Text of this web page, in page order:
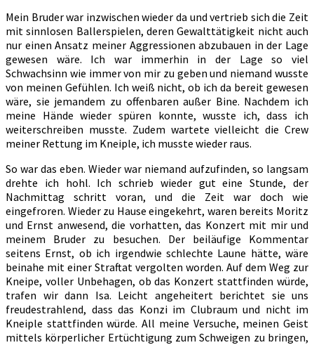
Mein Bruder war inzwischen wieder da und vertrieb sich die Zeit
mit sinnlosen Ballerspielen, deren Gewalttätigkeit nicht auch
nur einen Ansatz meiner Aggressionen abzubauen in der Lage
gewesen wäre. Ich war immerhin in der Lage so viel
Schwachsinn wie immer von mir zu geben und niemand wusste
von meinen Gefühlen. Ich weiß nicht, ob ich da bereit gewesen
wäre, sie jemandem zu offenbaren außer Bine. Nachdem ich
meine Hände wieder spüren konnte, wusste ich, dass ich
weiterschreiben musste. Zudem wartete vielleicht die Crew
meiner Rettung im Kneiple, ich musste wieder raus.
So war das eben. Wieder war niemand aufzufinden, so langsam
drehte ich hohl. Ich schrieb wieder gut eine Stunde, der
Nachmittag schritt voran, und die Zeit war doch wie
eingefroren. Wieder zu Hause eingekehrt, waren bereits Moritz
und Ernst anwesend, die vorhatten, das Konzert mit mir und
meinem Bruder zu besuchen. Der beiläufige Kommentar
seitens Ernst, ob ich irgendwie schlechte Laune hätte, wäre
beinahe mit einer Straftat vergolten worden. Auf dem Weg zur
Kneipe, voller Unbehagen, ob das Konzert stattfinden würde,
trafen wir dann Isa. Leicht angeheitert berichtet sie uns
freudestrahlend, dass das Konzi im Clubraum und nicht im
Kneiple stattfinden würde. All meine Versuche, meinen Geist
mittels körperlicher Ertüchtigung zum Schweigen zu bringen,